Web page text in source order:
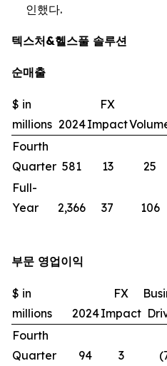
인했다.
텍스처&헬스풀 솔루션
순매출
$ in
millions 2024
FX
Impact
Fourth
Quarter 581 13 25
Full-
Year
2,366 37 106
부문 영업이익
$ in
millions
2024
FX
Impact
Fourth
Quarter
94 3